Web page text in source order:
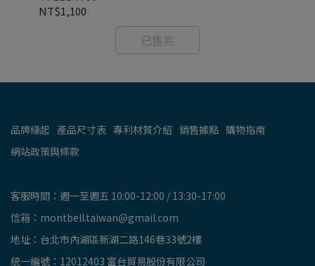
NT$1,100
已售完
品牌緣起 產品尺寸表 專利材質介紹 銷售據點 購物指南
網站政策與條款
客服時間：週一至週五 10:00-12:00 / 13:30-17:00
信箱：montbell.taiwan@gmail.com
地址：台北市內湖區新湖二路146巷33號2樓
統一編號：12012403 富台貿易股份有限公司